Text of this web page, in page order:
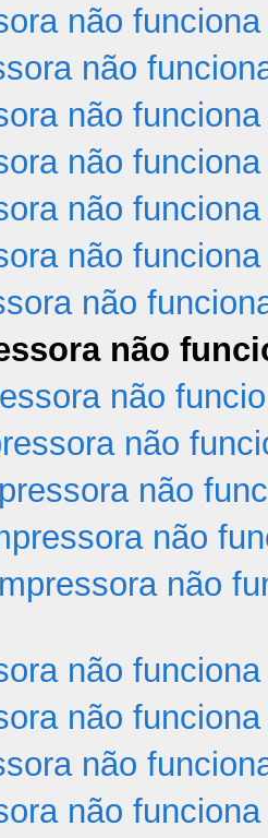
não funciona
não
não funciona
não funciona
não funciona
não funciona
não
não
não
não
não
não
não
não funciona
não funciona
não
não funciona